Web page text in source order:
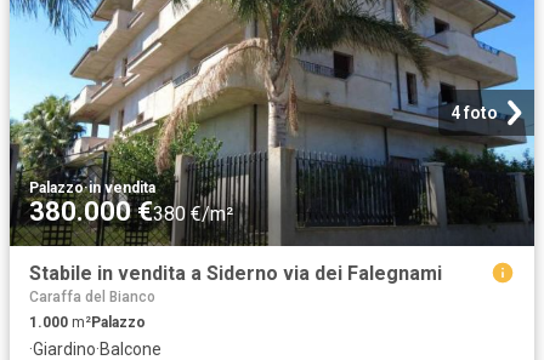
4 foto
Palazzo·in vendita
380.000 €380 €/m²
Stabile in vendita a Siderno via dei Falegnami
Caraffa del Bianco
1.000 m²Palazzo
·Giardino·Balcone